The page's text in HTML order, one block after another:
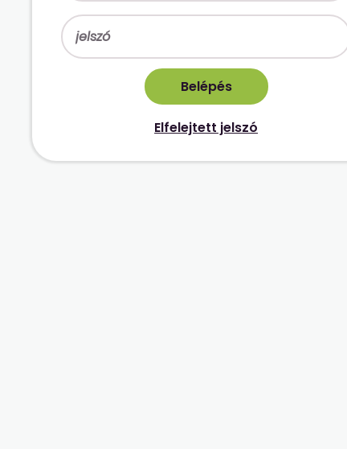
Elfelejtett jelszó